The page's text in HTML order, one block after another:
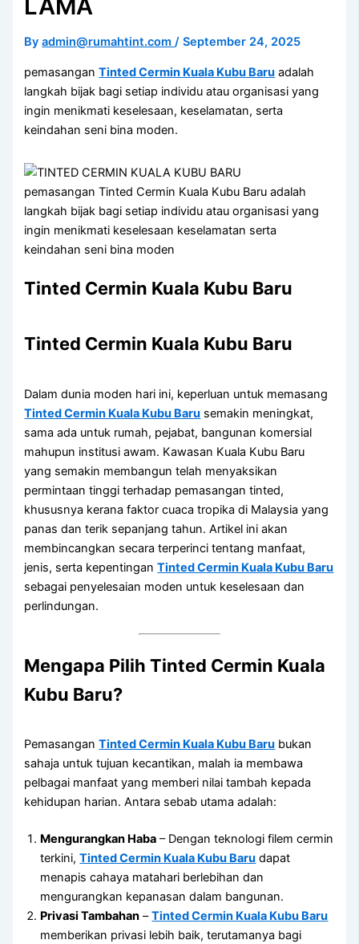
LAMA
Byadmin@rumahtint.com/September 24, 2025
pemasanganTinted Cermin Kuala Kubu Baru adalah
langkah bijak bagi setiap individu atau organisasi yang
ingin menikmati keselesaan, keselamatan, serta
keindahan seni bina moden.
pemasangan Tinted Cermin Kuala Kubu Baru adalah
langkah bijak bagi setiap individu atau organisasi yang
ingin menikmati keselesaan keselamatan serta
keindahan seni bina moden
Tinted Cermin Kuala Kubu Baru
Tinted Cermin Kuala Kubu Baru
Dalam dunia moden hari ini, keperluan untuk memasang
Tinted Cermin Kuala Kubu Baru semakin meningkat,
sama ada untuk rumah, pejabat, bangunan komersial
mahupun institusi awam. Kawasan Kuala Kubu Baru
yang semakin membangun telah menyaksikan
permintaan tinggi terhadap pemasangan tinted,
khususnya kerana faktor cuaca tropika di Malaysia yang
panas dan terik sepanjang tahun. Artikel ini akan
membincangkan secara terperinci tentang manfaat,
jenis, serta kepentinganTinted Cermin Kuala Kubu Baru
sebagai penyelesaian moden untuk keselesaan dan
perlindungan.
Mengapa PilihTinted Cermin Kuala
Kubu Baru?
PemasanganTinted Cermin Kuala Kubu Baru bukan
sahaja untuk tujuan kecantikan, malah ia membawa
pelbagai manfaat yang memberi nilai tambah kepada
kehidupan harian. Antara sebab utama adalah:
Mengurangkan Haba – Dengan teknologi filem cermin
terkini,Tinted Cermin Kuala Kubu Baru dapat
menapis cahaya matahari berlebihan dan
mengurangkan kepanasan dalam bangunan.
Privasi Tambahan –Tinted Cermin Kuala Kubu Baru
memberikan privasi lebih baik, terutamanya bagi